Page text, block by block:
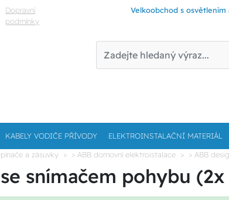
Dopravní
podmínky
Velkoobchod s
KABELY VODIČE PŘÍVODY ELEKTROINSTALAČNÍ MATERIÁL
a zásuvky > ABB domovní elektroistalace > ABB
snímačem pohybu